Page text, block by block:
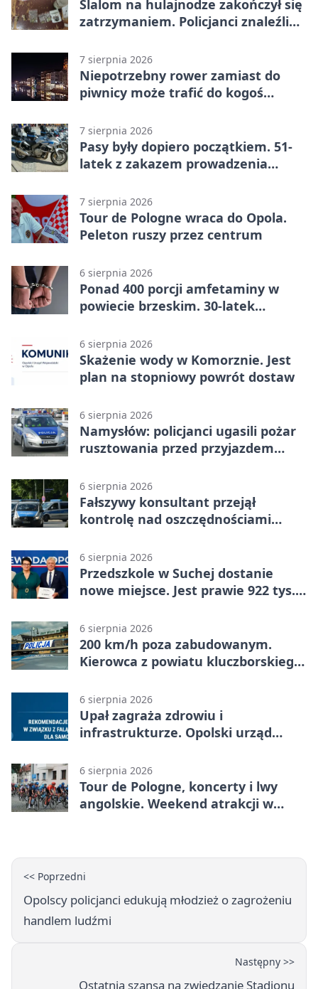
Slalom na hulajnodze zakończył się
zatrzymaniem. Policjanci znaleźli
7 sierpnia 2026
Niepotrzebny rower zamiast do
piwnicy może trafić do kogoś
7 sierpnia 2026
Pasy były dopiero początkiem. 51-
latek z zakazem prowadzenia
7 sierpnia 2026
Tour de Pologne wraca do Opola.
Peleton ruszy przez centrum
6 sierpnia 2026
Ponad 400 porcji amfetaminy w
powiecie brzeskim. 30-latek
6 sierpnia 2026
Skażenie wody w Komorznie. Jest
plan na stopniowy powrót dostaw
6 sierpnia 2026
Namysłów: policjanci ugasili pożar
rusztowania przed przyjazdem
6 sierpnia 2026
Fałszywy konsultant przejął
kontrolę nad oszczędnościami
6 sierpnia 2026
Przedszkole w Suchej dostanie
nowe miejsce. Jest prawie 922 tys.
6 sierpnia 2026
200 km/h poza zabudowanym.
Kierowca z powiatu kluczborskiego
6 sierpnia 2026
Upał zagraża zdrowiu i
infrastrukturze. Opolski urząd
6 sierpnia 2026
Tour de Pologne, koncerty i lwy
angolskie. Weekend atrakcji w
<< Poprzedni
Opolscy policjanci edukują młodzież o zagrożeniu
handlem ludźmi
Następny >>
Ostatnia szansa na zwiedzanie Stadionu